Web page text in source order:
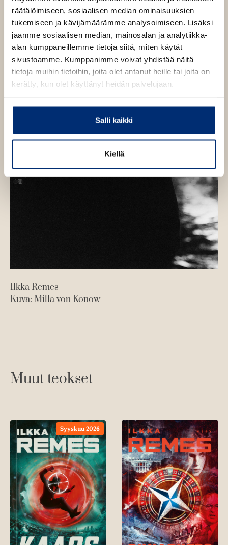
räätälöimiseen, sosiaalisen median ominaisuuksien
tukemiseen ja kävijämäärämme analysoimiseen. Lisäksi
jaamme sosiaalisen median, mainosalan ja analytiikka-
alan kumppaneillemme tietoja siitä, miten käytät
sivustoamme. Kumppanimme voivat yhdistää näitä
tietoja muihin tietoihin, joita olet antanut heille tai joita on
kerätty, kun olet käyttänyt heidän palvelujaan.
Salli kaikki
Kiellä
i
l
e
h
t
e
e
n
l
i
l
e
h
t
e
n
v
ä
l
i
l
e
h
e
k
a
R
e
m
e
Ilkka Remes
Kuva: Milla von Konow
Muut teokset
Syyskuu 2026